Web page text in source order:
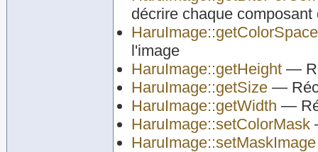
décrire chaque
HaruImage::getColorSpace
l'image
HaruImage::getHeight —
HaruImage::getSize —
HaruImage::getWidth —
HaruImage::setColorMask
HaruImage::setMaskImage